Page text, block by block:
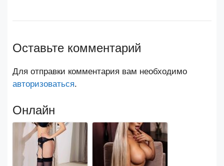
Оставьте комментарий
Для отправки комментария вам необходимо
авторизоваться.
Онлайн